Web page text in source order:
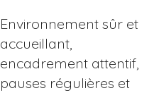
Environnement sûr et
accueillant,
encadrement attentif,
pauses régulières et